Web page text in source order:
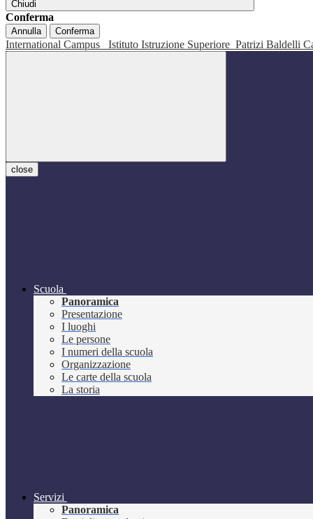
Chiudi
Conferma
Annulla Conferma
International Campus Istituto Istruzione Superiore Patrizi Baldelli
close
Scuola
Panoramica
Presentazione
I luoghi
Le persone
I numeri della scuola
Organizzazione
Le carte della scuola
La storia
Servizi
Panoramica